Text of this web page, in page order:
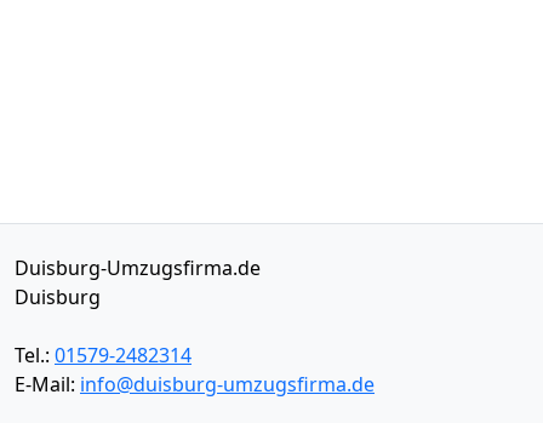
Duisburg-Umzugsfirma.de
Duisburg
Tel.: 01579-2482314
E-Mail: info@duisburg-umzugsfirma.de